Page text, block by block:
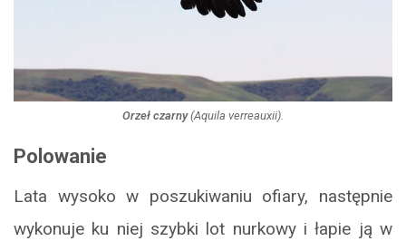
Orzeł czarny(Aquila verreauxii).
Polowanie
Lata wysoko w poszukiwaniu ofiary, następnie
wykonuje ku niej szybki lot nurkowy i łapie ją w